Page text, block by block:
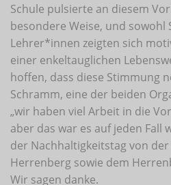
Schule pulsierte an diesem
besondere Weise, und
Lehrer*innen zeigten sich
einer enkeltauglichen
hoffen, dass diese Stimmung
Schramm, eine der beiden
„wir haben viel Arbeit in die
aber das war es auf jeden Fall
der Nachhaltigkeitstag von
Herrenberg sowie dem
Wir sagen danke.